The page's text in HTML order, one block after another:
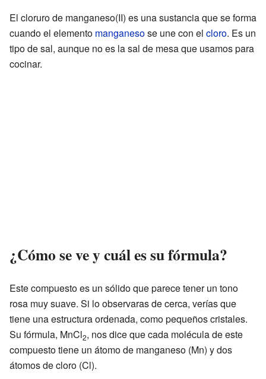
El cloruro de manganeso(II) es una sustancia que se forma
cuando el elemento manganesose une con el cloro. Es un
tipo de sal, aunque no es la sal de mesa que usamos para
cocinar.
¿Cómo se ve y cuál es su fórmula?
Este compuesto es un sólido que parece tener un tono
rosa muy suave. Si lo observaras de cerca, verías que
tiene una estructura ordenada, como pequeños cristales.
Su fórmula, MnCl2, nos dice que cada molécula de este
compuesto tiene un átomo de manganeso (Mn) y dos
átomos de cloro (Cl).